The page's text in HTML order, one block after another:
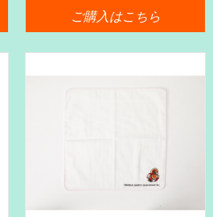
ご購入はこちら